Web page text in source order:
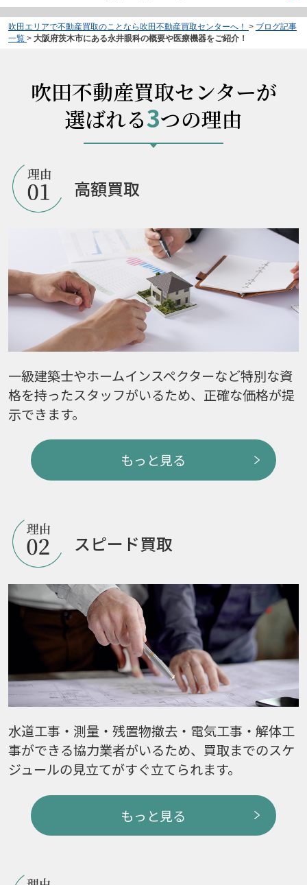
吹田エリアで不動産買取のことなら吹田不動産買取センターへ！ > ブログ記事
一覧 > 大阪府茨木市にある永井眼科の概要や医療機器をご紹介！
吹田不動産買取センターが
選ばれる3つの理由
高額買取
一級建築士やホームインスペクターなど特別な資
格を持ったスタッフがいるため、正確な価格が提
示できます。
もっと見る
スピード買取
水道工事・測量・残置物撤去・電気工事・解体工
事ができる協力業者がいるため、買取までのスケ
ジュールの見立てがすぐ立てられます。
もっと見る